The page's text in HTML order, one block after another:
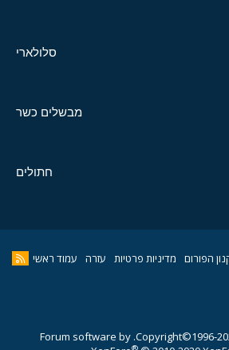
סלולארי
מבשלים כשר
חתולים
הפורום מדיניות פרטיות עזרה עמוד ראשי
Copyright©1996-
Forum software by